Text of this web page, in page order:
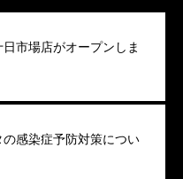
市場店がオープンしま
感染症予防対策につい